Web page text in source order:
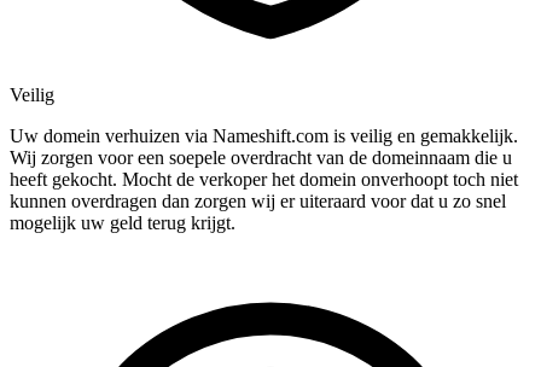
Veilig
Uw domein verhuizen via Nameshift.com is veilig en gemakkelijk.
Wij zorgen voor een soepele overdracht van de domeinnaam die u
heeft gekocht. Mocht de verkoper het domein onverhoopt toch niet
kunnen overdragen dan zorgen wij er uiteraard voor dat u zo snel
mogelijk uw geld terug krijgt.